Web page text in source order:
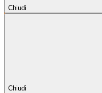
Chiudi
Chiudi